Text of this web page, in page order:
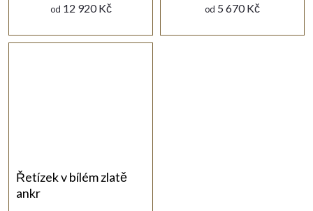
od 12 920 Kč od 5 670 Kč
Řetízek v bílém zlatě
ankr